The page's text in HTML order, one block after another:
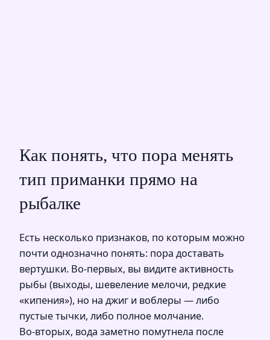
Как понять, что пора менять
тип приманки прямо на
рыбалке
Есть несколько признаков, по которым можно
почти однозначно понять: пора доставать
вертушки. Во‑первых, вы видите активность
рыбы (выходы, шевеление мелочи, редкие
«кипения»), но на джиг и воблеры — либо
пустые тычки, либо полное молчание.
Во‑вторых, вода заметно помутнела после